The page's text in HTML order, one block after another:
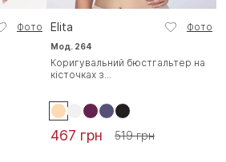
Фото Elita Фото
Мод. 264
Коригувальний бюстгальтер на
кісточках з...
467 грн 519 грн